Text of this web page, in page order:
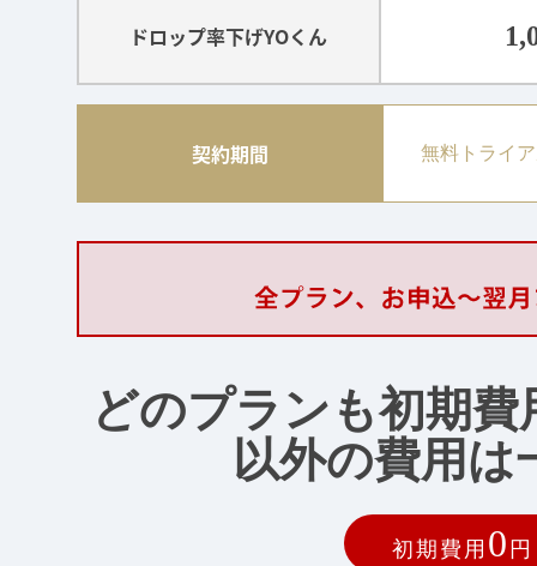
ドロップ率下げYOくん
契約期間 無料トライ
どのプランも初期
以外の費用は
初期費用 0 円